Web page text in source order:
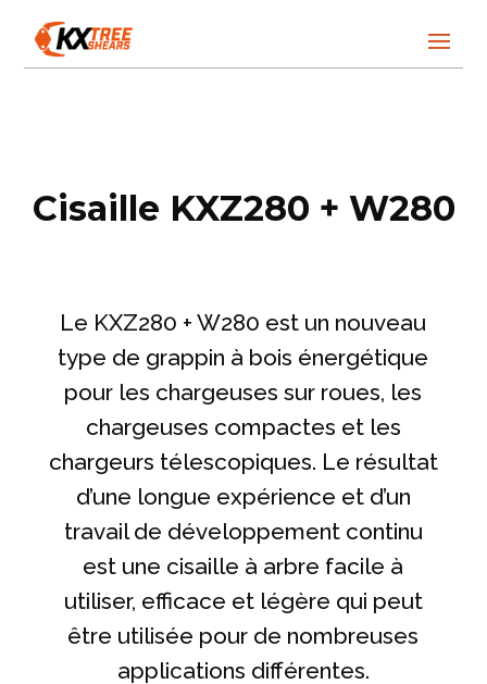
Cisaille KXZ280 + W280
Le KXZ280 + W280 est un nouveau
type de grappin à bois énergétique
pour les chargeuses sur roues, les
chargeuses compactes et les
chargeurs télescopiques. Le résultat
d’une longue expérience et d’un
travail de développement continu
est une cisaille à arbre facile à
utiliser, efficace et légère qui peut
être utilisée pour de nombreuses
applications différentes.